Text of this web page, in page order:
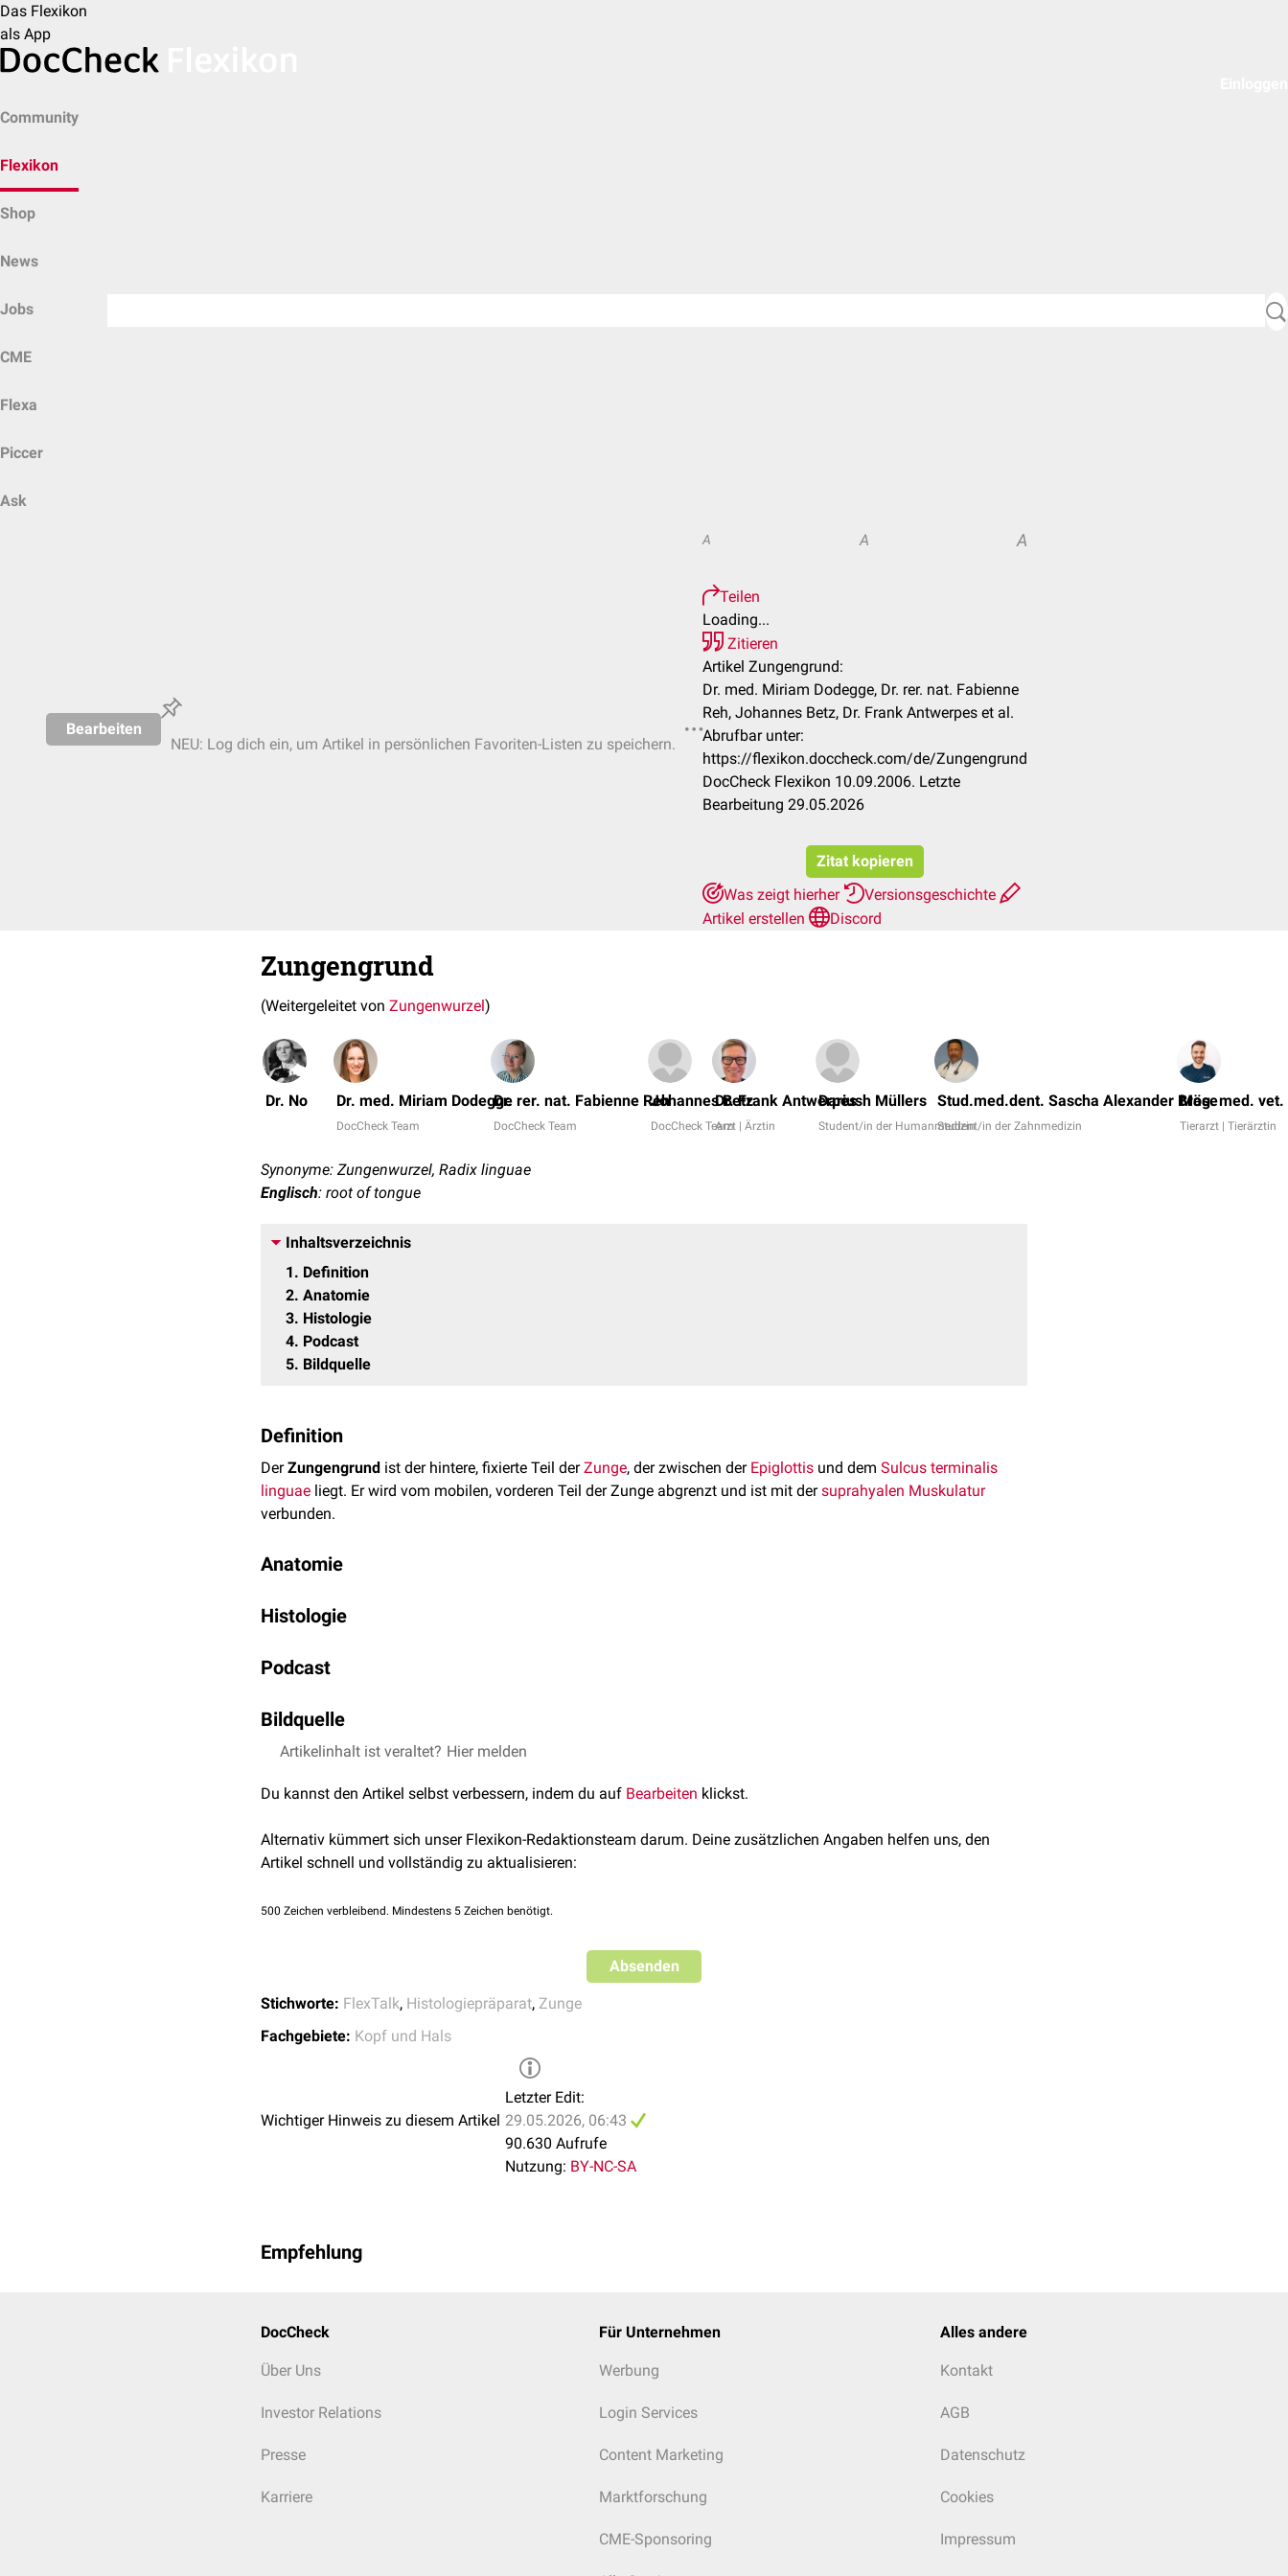
Das Flexikon
als App
Community
Flexikon
Shop
News
Jobs
CME
Flexa
Piccer
Ask
Bearbeiten
NEU: Log dich ein, um Artikel in persönlichen Favoriten-Listen zu speichern.
A A A
Teilen
Loading...
Zitieren
Artikel Zungengrund:
Dr. med. Miriam Dodegge, Dr. rer. nat. Fabienne
Reh, Johannes Betz, Dr. Frank Antwerpes et al.
Abrufbar unter:
https://flexikon.doccheck.com/de/Zungengrund
DocCheck Flexikon 10.09.2006. Letzte
Bearbeitung 29.05.2026
Zitat kopieren
Was zeigt hierher
Versionsgeschichte
Artikel erstellen
Discord
Zungengrund
(Weitergeleitet von Zungenwurzel)
Dr. No Dr. med. Miriam Dodegge
DocCheck Team
Dr. rer. nat. Fabienne Reh
DocCheck Team
Johannes Betz
DocCheck Team
Dr. Frank Antwerpes
Arzt | Ärztin
Dariush Müllers
Student/in der Humanmedizin
Stud.med.dent. Sascha Alexander Bröse
Student/in der Zahnmedizin
Mag. med.
Tierarzt | Tierärztin
Synonyme: Zungenwurzel, Radix linguae
Englisch: root of tongue
Inhaltsverzeichnis
1
Definition
2 Anatomie
3 Histologie
4 Podcast
5 Bildquelle
Definition
DerZungengrund ist der hintere, fixierte Teil derZunge, der zwischen der Epiglottis und dem Sulcus terminalis
linguae liegt. Er wird vom mobilen, vorderen Teil der Zunge abgrenzt und ist mit dersuprahyalen Muskulatur
verbunden.
Anatomie
weitere anatomische Struktur des Zungengrunds ist das
Histologie
Podcast
Bildquelle
Bildquelle Podcast: © Michael Constantin P. /
Artikelinhalt ist veraltet? Hier melden
Du kannst den Artikel selbst verbessern, indem du auf Bearbeiten klickst.
Alternativ kümmert sich unser Flexikon-Redaktionsteam darum. Deine zusätzlichen Angaben helfen uns, den
Artikel schnell und vollständig zu aktualisieren:
500 Zeichen verbleibend. Mindestens 5 Zeichen benötigt.
Absenden
Stichworte: FlexTalk, Histologiepräparat, Zunge
Fachgebiete: Kopf und Hals
Wichtiger Hinweis zu diesem Artikel
Letzter Edit:
29.05.2026, 06:43
90.630 Aufrufe
Nutzung: BY-NC-SA
Empfehlung
DocCheck
Über Uns
Investor Relations
Presse
Karriere
Für Unternehmen
Werbung
Login Services
Content Marketing
Marktforschung
CME-Sponsoring
Alles andere
Kontakt
AGB
Datenschutz
Cookies
Impressum